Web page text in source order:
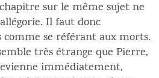
sur le même sujet ne
Il faut donc
se référant aux morts.
très étrange que Pierre,
immédiatement,